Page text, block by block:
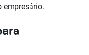
empresário.